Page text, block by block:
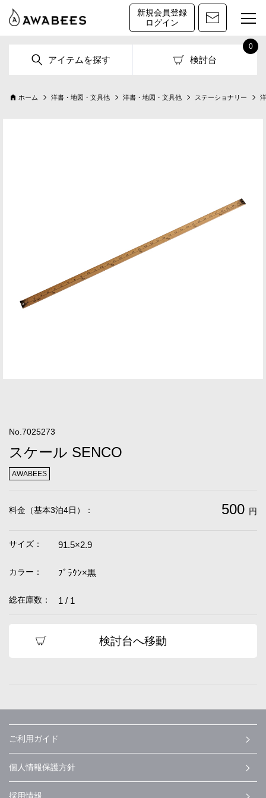
新規会員登録
ログイン
アイテムを探す 検討台
0
ホーム 洋書・地図・文具他 洋書・地図・文具他 ステーショナリー
No.7025273
スケール SENCO
AWABEES
料金（基本3泊4日）： 500 円
サイズ： 91.5×2.9
カラー： ﾌﾞﾗｳﾝ×黒
総在庫数： 1 / 1
検討台へ移動
ご利用ガイド
個人情報保護方針
採用情報